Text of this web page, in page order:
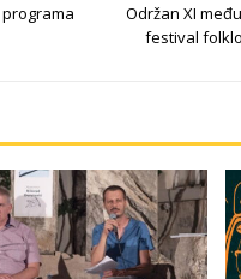
Održan XI
festival